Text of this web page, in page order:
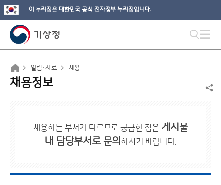
이 누리집은 대한민국 공식 전자정부 누리집입니다.
알림·자료 채용
채용정보
채용하는 부서가 다르므로 궁금한 점은 게시물
내 담당부서로 문의 하시기 바랍니다.